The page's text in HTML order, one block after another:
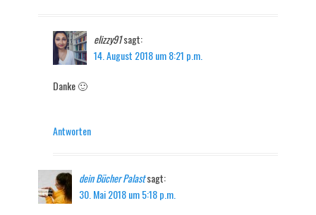
elizzy91sagt:
14. August 2018 um 8:21 p.m.
Danke 🙂
Antworten
dein Bücher Palastsagt:
30. Mai 2018 um 5:18 p.m.